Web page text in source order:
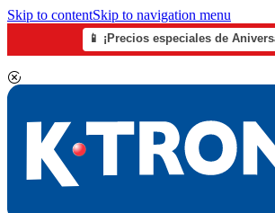
Skip to contentSkip to navigation menu
📱 ¡Precios especiales de